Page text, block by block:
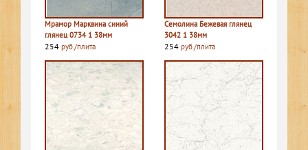
Мрамор Марквина синий
глянец 0734 1 38мм
254 руб./плита
Семолина Бежевая глянец
3042 1 38мм
254 руб./плита